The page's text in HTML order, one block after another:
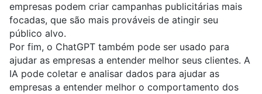
empresas podem criar campanhas publicitárias mais
focadas, que são mais prováveis de atingir seu
público alvo.
Por fim, o ChatGPT também pode ser usado para
ajudar as empresas a entender melhor seus clientes. A
IA pode coletar e analisar dados para ajudar as
empresas a entender melhor o comportamento dos